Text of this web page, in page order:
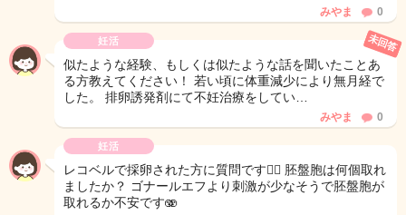
みやま 0
妊活
似たような経験、もしくは似たような話を聞いたことあ
る方教えてください！ 若い頃に体重減少により無月経で
した。 排卵誘発剤にて不妊治療をしてい…
未回答
みやま 0
妊活
レコベルで採卵された方に質問です🙋‍♀️ 胚盤胞は何個取れ
ましたか？ ゴナールエフより刺激が少なそうで胚盤胞が
取れるか不安です🫨